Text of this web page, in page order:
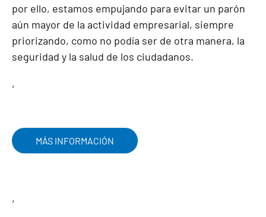
por ello, estamos empujando para evitar un parón
aún mayor de la actividad empresarial, siempre
priorizando, como no podía ser de otra manera, la
seguridad y la salud de los ciudadanos.
,
MÁS INFORMACIÓN
,